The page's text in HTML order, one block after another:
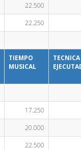
22.500
22.250
TIEMPO
MUSICAL
17.250
20.000
22.500